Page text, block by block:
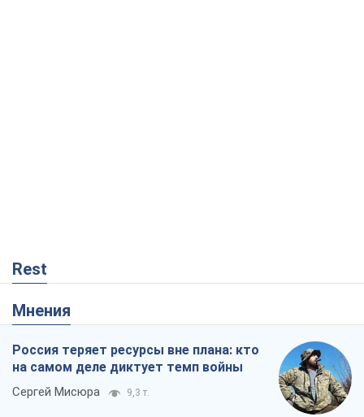
Rest
Мнения
Россия теряет ресурсы вне плана: кто
на самом деле диктует темп войны
Сергей Мисюра 9,3 т.